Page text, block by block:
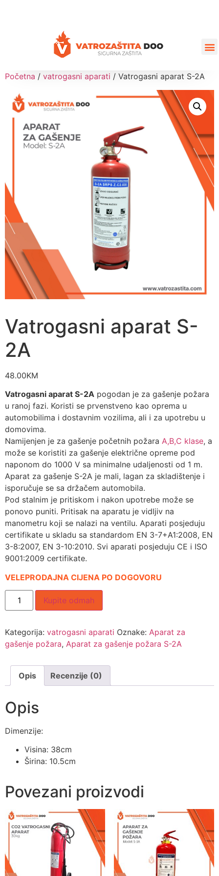
Početna / vatrogasni aparati / Vatrogasni aparat S-2A
Vatrogasni aparat S-
2A
48.00KM
Vatrogasni aparat S-2A pogodan je za gašenje požara
u ranoj fazi. Koristi se prvenstveno kao oprema u
automobilima i dostavnim vozilima, ali i za upotrebu u
domovima.
Namijenjen je za gašenje početnih požara A,B,C klase, a
može se koristiti za gašenje električne opreme pod
naponom do 1000 V sa minimalne udaljenosti od 1 m.
Aparat za gašenje S-2A je mali, lagan za skladištenje i
isporučuje se sa držačem automobila.
Pod stalnim je pritiskom i nakon upotrebe može se
ponovo puniti. Pritisak na aparatu je vidljiv na
manometru koji se nalazi na ventilu. Aparati posjeduju
certifikate u skladu sa standardom EN 3-7+A1:2008, EN
3-8:2007, EN 3-10:2010. Svi aparati posjeduju CE i ISO
9001:2009 certifikate.
VELEPRODAJNA CIJENA PO DOGOVORU
Kupite odmah
Kategorija: vatrogasni aparati Oznake: Aparat za
gašenje požara, Aparat za gašenje požara S-2A
Opis Recenzije (0)
Opis
Dimenzije:
Visina: 38cm
Širina: 10.5cm
Povezani proizvodi